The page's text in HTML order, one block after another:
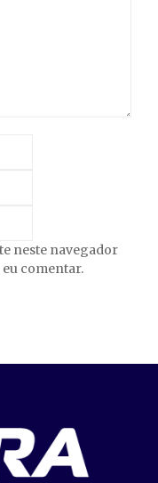
neste navegador
comentar.